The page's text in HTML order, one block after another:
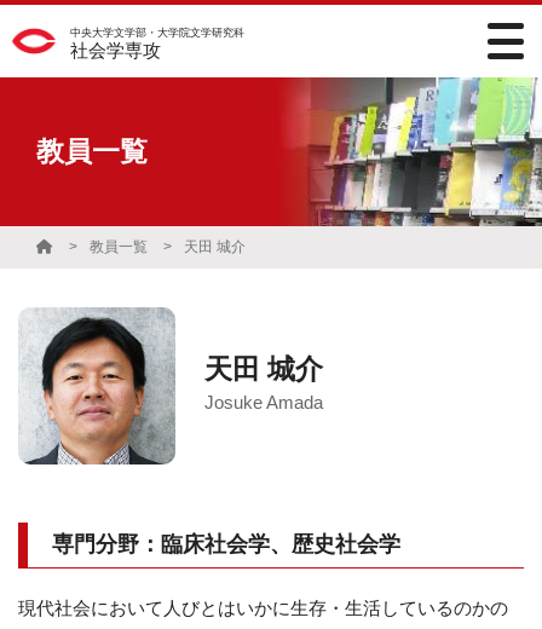
中央大学文学部・大学院文学研究科
社会学専攻
教員一覧
教員一覧 天田 城介
天田 城介
Josuke Amada
専門分野：臨床社会学、歴史社会学
現代社会において人びとはいかに生存・生活しているのかの